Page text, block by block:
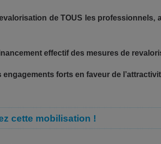
de TOUS les
effectif des mesures de
engagements forts en faveur de
cette mobilisation !